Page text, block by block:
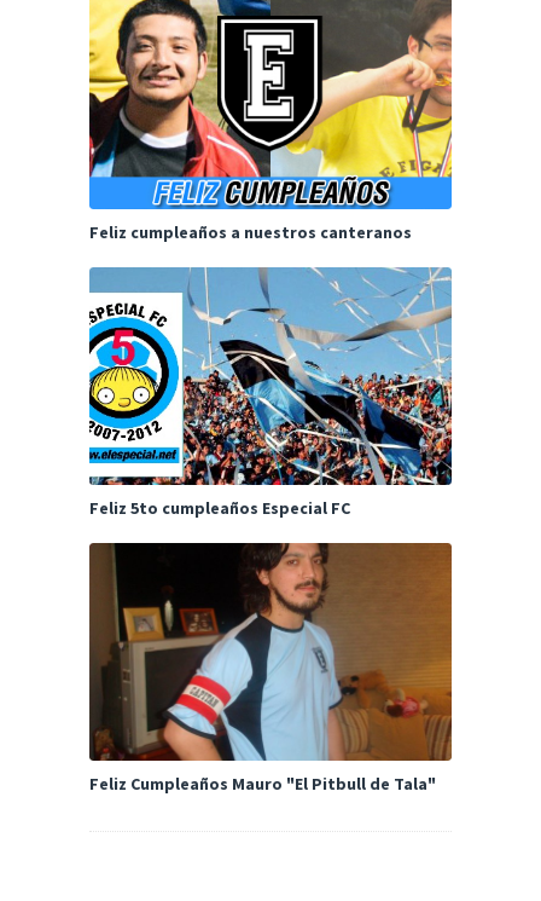
Feliz cumpleaños a nuestros canteranos
Feliz 5to cumpleaños Especial FC
Feliz Cumpleaños Mauro "El Pitbull de Tala"